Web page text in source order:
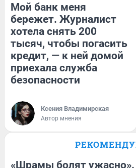
Мой банк меня
бережет. Журналист
хотела снять 200
тысяч, чтобы погасить
кредит, — к ней домой
приехала служба
безопасности
Ксения Владимирская
Автор мнения
«Шрамы болят ужасно».